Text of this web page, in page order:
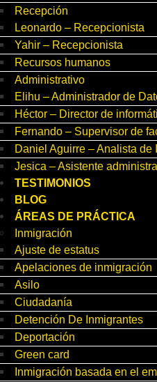
Recepción
Leonardo – Recepcionista
Yahir – Recepcionista
Recursos humanos
Administrativo
Elihu – Administrador de
Héctor – Director de
Fernando – Supervisor de
Daniel Aguirre – Analista de
Jesica – Asistente
TESTIMONIOS
BLOG
ÁREAS DE PRÁCTICA
Inmigración
Ajuste de estatus
Apelaciones de inmigración
Asilo
Ciudadanía
Detención De Inmigrantes
Deportación
Green card
Inmigración basada en el